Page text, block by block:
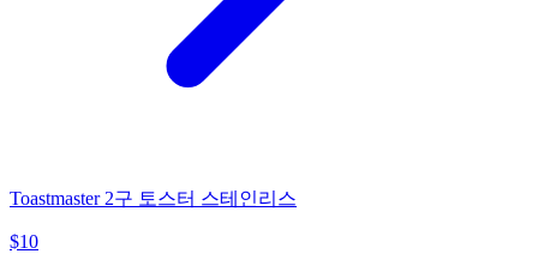
Toastmaster 2구 토스터 스테인리스
$10